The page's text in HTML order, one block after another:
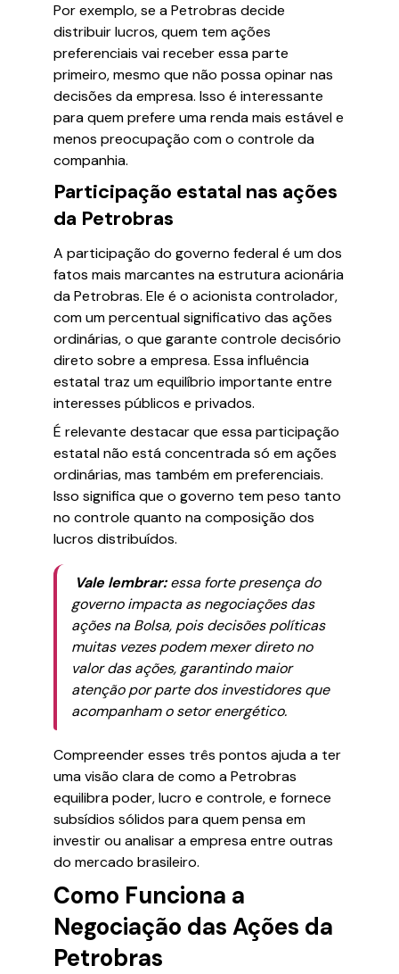
Por exemplo, se a Petrobras decide
distribuir lucros, quem tem ações
preferenciais vai receber essa parte
primeiro, mesmo que não possa opinar nas
decisões da empresa. Isso é interessante
para quem prefere uma renda mais estável e
menos preocupação com o controle da
companhia.
Participação estatal nas ações
da Petrobras
A participação do governo federal é um dos
fatos mais marcantes na estrutura acionária
da Petrobras. Ele é o acionista controlador,
com um percentual significativo das ações
ordinárias, o que garante controle decisório
direto sobre a empresa. Essa influência
estatal traz um equilíbrio importante entre
interesses públicos e privados.
É relevante destacar que essa participação
estatal não está concentrada só em ações
ordinárias, mas também em preferenciais.
Isso significa que o governo tem peso tanto
no controle quanto na composição dos
lucros distribuídos.
Vale lembrar:essa forte presença do
governo impacta as negociações das
ações na Bolsa, pois decisões políticas
muitas vezes podem mexer direto no
valor das ações, garantindo maior
atenção por parte dos investidores que
acompanham o setor energético.
Compreender esses três pontos ajuda a ter
uma visão clara de como a Petrobras
equilibra poder, lucro e controle, e fornece
subsídios sólidos para quem pensa em
investir ou analisar a empresa entre outras
do mercado brasileiro.
Como Funciona a
Negociação das Ações da
Petrobras